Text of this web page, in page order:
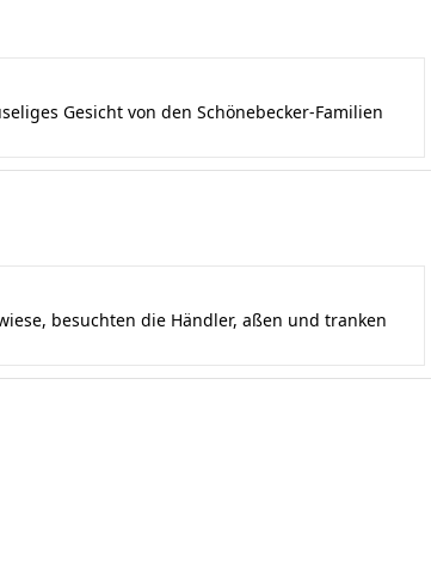
Gesicht von den Schönebecker-Familien
besuchten die Händler, aßen und tranken